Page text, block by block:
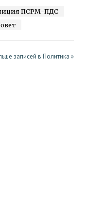
ПСРМ-ПДС
записей в Политика »